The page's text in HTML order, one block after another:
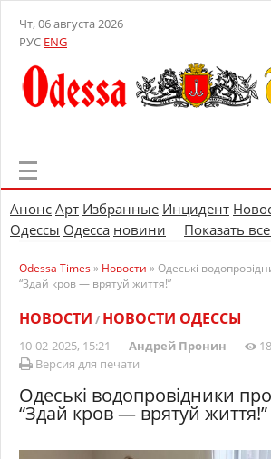
Чт, 06 августа 2026
РУС ENG
Анонс Арт Избранные Инцидент
Одессы Одесса новини Показать
Odessa Times» Новости » Одеські
“Здай кров — врятуй життя!”
НОВОСТИ / НОВОСТИ ОДЕССЫ
10-02-2025, 15:21 Андрей Пронин
Версия для печати
Одеські водопровідники
“Здай кров — врятуй життя!”